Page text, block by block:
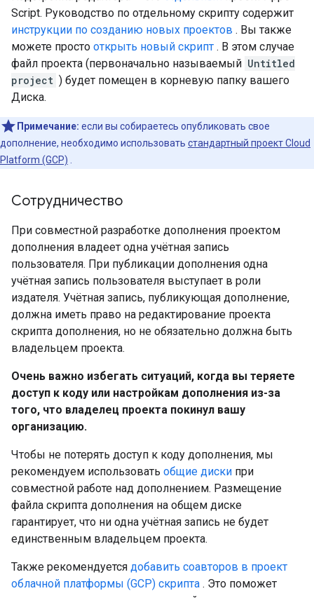
Script. Руководство по отдельному скрипту содержит
инструкции по созданию новых проектов . Вы также
можете просто открыть новый скрипт . В этом случае
файл проекта (первоначально называемый Untitled
project ) будет помещен в корневую папку вашего
Диска.
Примечание: если вы собираетесь опубликовать свое
дополнение, необходимо использовать стандартный проект Cloud
Platform (GCP)
Сотрудничество
При совместной разработке дополнения проектом
дополнения владеет одна учётная запись
пользователя. При публикации дополнения одна
учётная запись пользователя выступает в роли
издателя. Учётная запись, публикующая дополнение,
должна иметь право на редактирование проекта
скрипта дополнения, но не обязательно должна быть
владельцем проекта.
Очень важно избегать ситуаций, когда вы теряете
доступ к коду или настройкам дополнения из-за
того, что владелец проекта покинул вашу
организацию.
Чтобы не потерять доступ к коду дополнения, мы
рекомендуем использовать общие диски при
совместной работе над дополнением. Размещение
файла скрипта дополнения на общем диске
гарантирует, что ни одна учётная запись не будет
единственным владельцем проекта.
Также рекомендуется добавить соавторов в проект
облачной платформы (GCP) скрипта . Это поможет